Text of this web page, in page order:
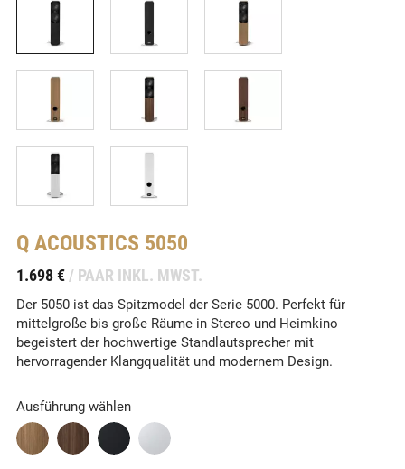
Q ACOUSTICS 5050
1.698 € / PAAR INKL. MWST.
Der 5050 ist das Spitzmodel der Serie 5000. Perfekt für
mittelgroße bis große Räume in Stereo und Heimkino
begeistert der hochwertige Standlautsprecher mit
hervorragender Klangqualität und modernem Design.
Ausführung wählen